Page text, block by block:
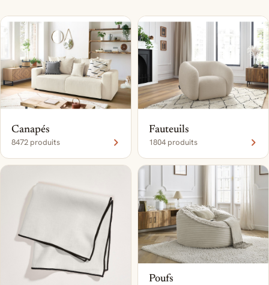
Canapés
8472 produits
Fauteuils
1804 produits
Poufs